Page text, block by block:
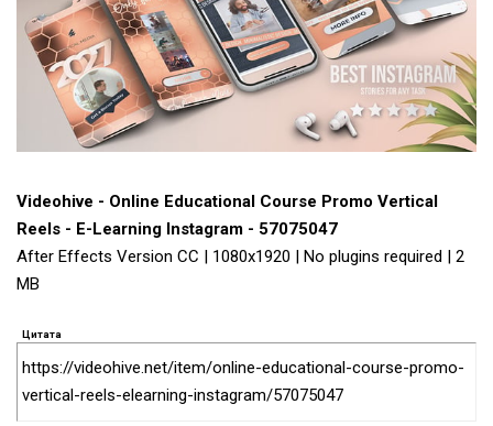
Videohive - Online Educational Course Promo Vertical
Reels - E-Learning Instagram - 57075047
After Effects Version CC | 1080x1920 | No plugins required | 2
MB
Цитата
https://videohive.net/item/online-educational-course-promo-
vertical-reels-elearning-instagram/57075047